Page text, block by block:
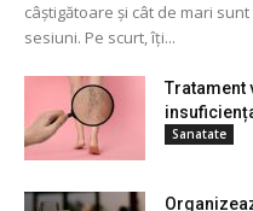
câștigătoare și cât de mari
sesiuni. Pe scurt, îți...
Tratament
Sanatate